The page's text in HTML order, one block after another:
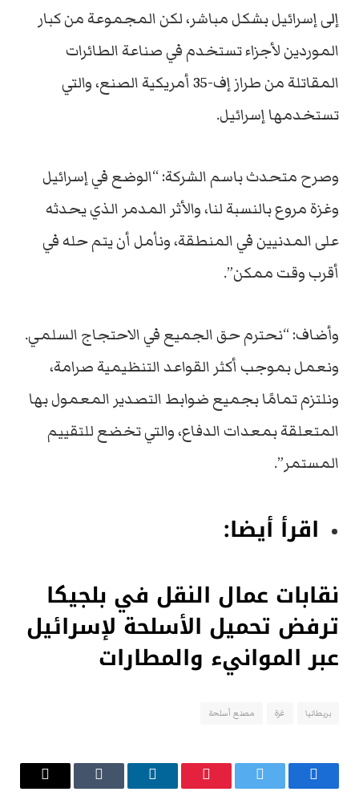
إلى إسرائيل بشكل مباشر، لكن المجموعة من كبار
الموردين لأجزاء تستخدم في صناعة الطائرات
المقاتلة من طراز إف-35 أمريكية الصنع، والتي
تستخدمها إسرائيل.
وصرح متحدث باسم الشركة: “الوضع في إسرائيل
وغزة مروع بالنسبة لنا، والأثر المدمر الذي يحدثه
على المدنيين في المنطقة، ونأمل أن يتم حله في
أقرب وقت ممكن”.
وأضاف: “نحترم حق الجميع في الاحتجاج السلمي.
ونعمل بموجب أكثر القواعد التنظيمية صرامة،
ونلتزم تمامًا بجميع ضوابط التصدير المعمول بها
المتعلقة بمعدات الدفاع، والتي تخضع للتقييم
المستمر”.
اقرأ أيضا:
نقابات عمال النقل في بلجيكا
ترفض تحميل الأسلحة لإسرائيل
عبر الموانيء والمطارات
بريطانيا غزة مصنع أسلحة
فيسبوك تويتر بينتيريستلينكدإن Tumblr
البريد